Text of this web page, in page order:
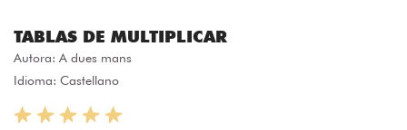
TABLAS DE MULTIPLICAR
Autora: A dues mans
Idioma: Castellano